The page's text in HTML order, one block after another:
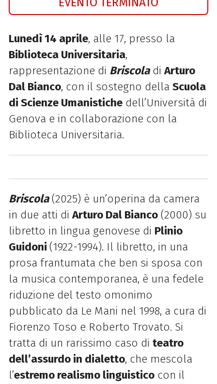
Lunedì 14 aprile, alle 17, presso la
Biblioteca Universitaria,
rappresentazione di BriscoladiArturo
Dal Bianco, con il sostegno della Scuola
di Scienze Umanistichedell’Università di
Genova e in collaborazione con la
Biblioteca Universitaria.
Briscola(2025) è un’operina da camera
in due atti diArturo Dal Bianco(2000) su
libretto in lingua genovese di Plinio
Guidoni (1922-1994). Il libretto, in una
prosa frantumata che ben si sposa con
la musica contemporanea, è una fedele
riduzione del testo omonimo
pubblicato da Le Mani nel 1998, a cura di
Fiorenzo Toso e Roberto Trovato. Si
tratta di un rarissimo caso di teatro
dell’assurdo in dialetto, che mescola
l’estremo realismo linguisticocon il